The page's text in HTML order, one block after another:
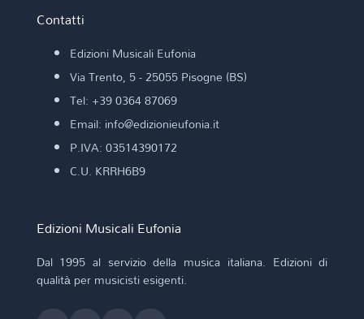
Contatti
Edizioni Musicali Eufonia
Via Trento, 5 - 25055 Pisogne (BS)
Tel: +39 0364 87069
Email: info@edizionieufonia.it
P.IVA: 03514390172
C.U. KRRH6B9
Edizioni Musicali Eufonia
Dal 1995 al servizio della musica italiana. Edizioni di
qualità per musicisti esigenti.